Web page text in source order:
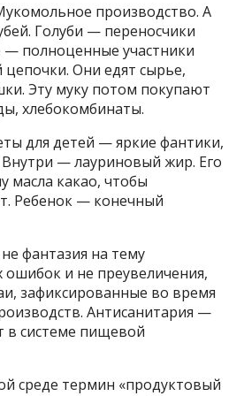
производство. А
Голуби — переносчики
— полноценные участники
Они едят сырье,
Эту муку потом покупают
хлебокомбинаты.
для детей — яркие фантики,
Внутри — лауриновый жир. Его
масла какао, чтобы
Ребенок — конечный
фантазия на тему
и не преувеличения,
зафиксированные во время
Антисанитария —
в системе пищевой
среде термин «продуктовый